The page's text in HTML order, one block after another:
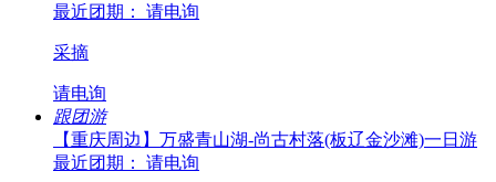
最近团期： 请电询
采摘
请电询
跟团游
【重庆周边】万盛青山湖-尚古村落(板辽金沙滩)一日游
最近团期： 请电询